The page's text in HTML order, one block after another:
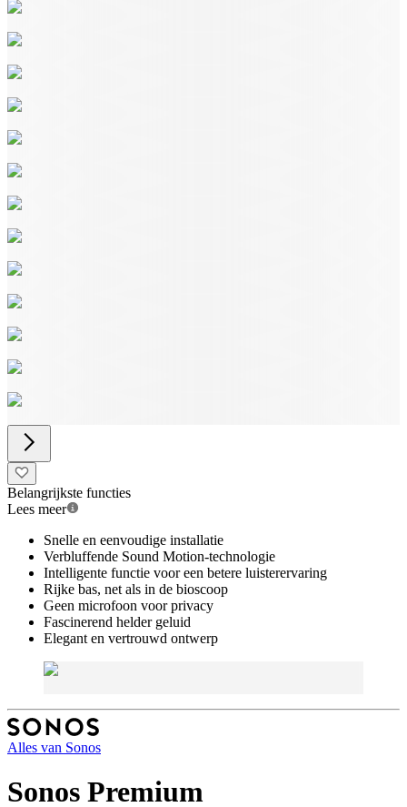
Belangrijkste functies
Lees meer
Snelle en eenvoudige installatie
Verbluffende Sound Motion-technologie
Intelligente functie voor een betere luisterervaring
Rijke bas, net als in de bioscoop
Geen microfoon voor privacy
Fascinerend helder geluid
Elegant en vertrouwd ontwerp
Alles van Sonos
Sonos Premium